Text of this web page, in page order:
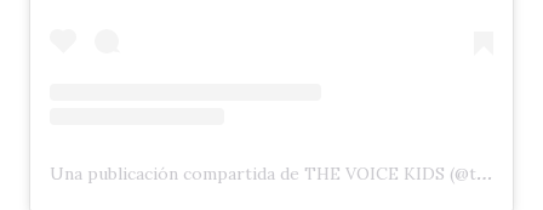
Una publicación compartida de THE VOICE KIDS (@thevoicekidstvp)